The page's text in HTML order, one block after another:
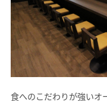
食へのこだわりが強いオ